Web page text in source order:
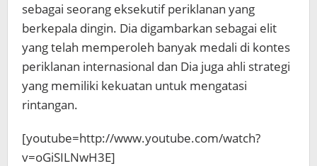
sebagai seorang eksekutif periklanan yang
berkepala dingin. Dia digambarkan sebagai elit
yang telah memperoleh banyak medali di kontes
periklanan internasional dan Dia juga ahli strategi
yang memiliki kekuatan untuk mengatasi
rintangan.
[youtube=http://www.youtube.com/watch?
v=oGiSILNwH3E]